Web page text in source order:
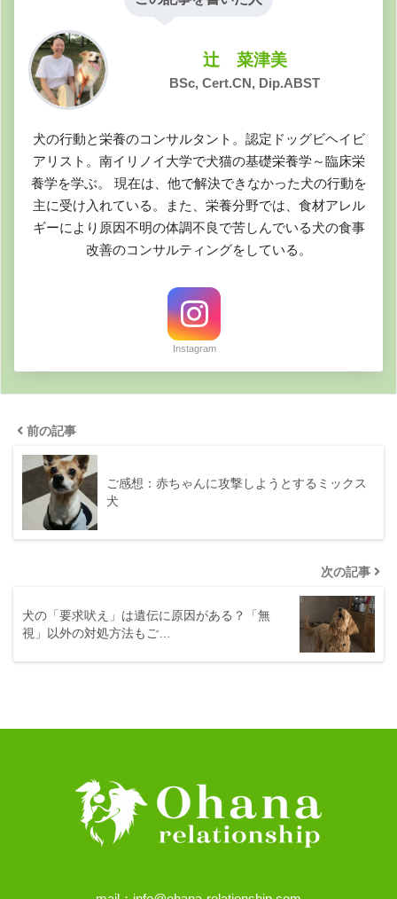
辻 菜津美
BSc, Cert.CN, Dip.ABST
犬の行動と栄養のコンサルタント。認定ドッグビヘイビ
アリスト。南イリノイ大学で犬猫の基礎栄養学～臨床栄
養学を学ぶ。 現在は、他で解決できなかった犬の行動を
主に受け入れている。また、栄養分野では、食材アレル
ギーにより原因不明の体調不良で苦しんでいる犬の食事
改善のコンサルティングをしている。
Instagram
前の記事
ご感想：赤ちゃんに攻撃しようとするミックス
犬
次の記事
犬の「要求吠え」は遺伝に原因がある？「無
視」以外の対処方法もご…